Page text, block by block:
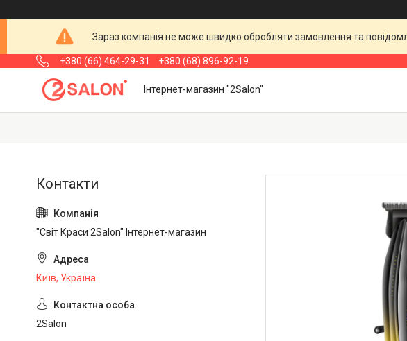
Зараз компанія не може швидко обробляти замовлення та
+380 (66) 464-29-31 +380 (68) 896-92-19
Інтернет-магазин "2Salon"
"Світ Краси 2Salon" Інтернет-магазин
Київ, Україна
2Salon